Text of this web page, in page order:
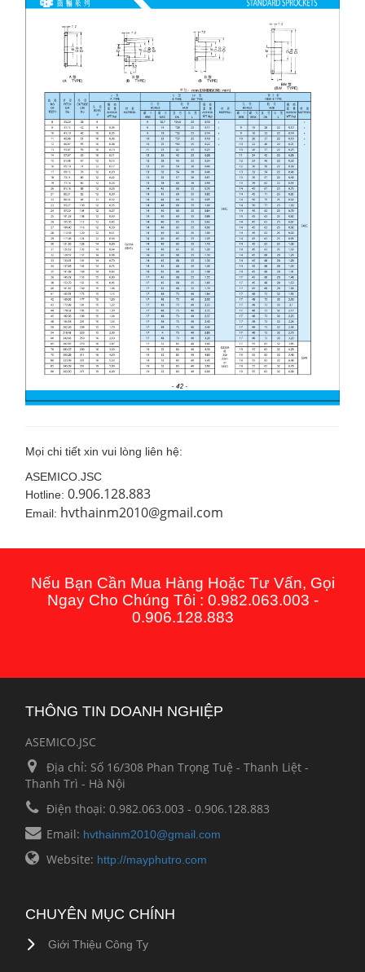
Mọi chi tiết xin vui lòng liên hệ:
ASEMICO.JSC
Hotline: 0.906.128.883
Email: hvthainm2010@gmail.com
Nếu Bạn Cần Mua Hàng Hoặc Tư Vấn, Gọi
Ngay Cho Chúng Tôi : 0.982.063.003 -
0.906.128.883
THÔNG TIN DOANH NGHIỆP
ASEMICO.JSC
Địa chỉ: Số 16/308 Phan Trọng Tuệ - Thanh Liệt -
Thanh Trì - Hà Nội
Điện thoại: 0.982.063.003 - 0.906.128.883
Email: hvthainm2010@gmail.com
Website: http://mayphutro.com
CHUYÊN MỤC CHÍNH
Giới Thiệu Công Ty